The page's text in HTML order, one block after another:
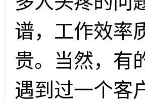
谱，工作效率
贵。当然，有
遇到过一个客